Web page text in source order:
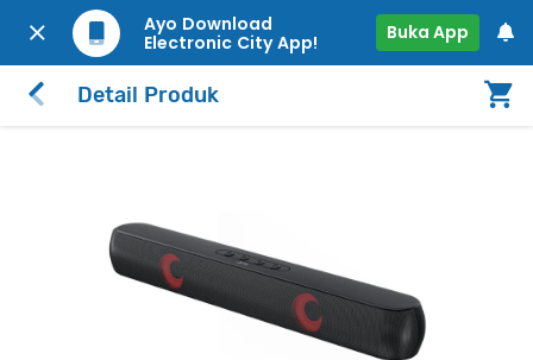
Ayo Download
Electronic City App!
Buka App
Detail Produk